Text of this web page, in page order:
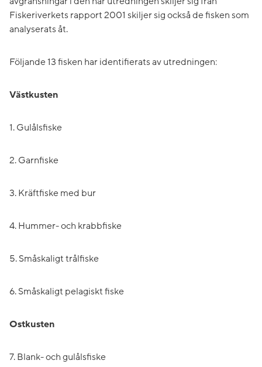
Fiskeriverkets rapport 2001 skiljer sig också de fisken som
analyserats åt.
Följande 13 fisken har identifierats av utredningen:
Västkusten
1. Gulålsfiske
2. Garnfiske
3. Kräftfiske med bur
4. Hummer- och krabbfiske
5. Småskaligt trålfiske
6. Småskaligt pelagiskt fiske
Ostkusten
7. Blank- och gulålsfiske